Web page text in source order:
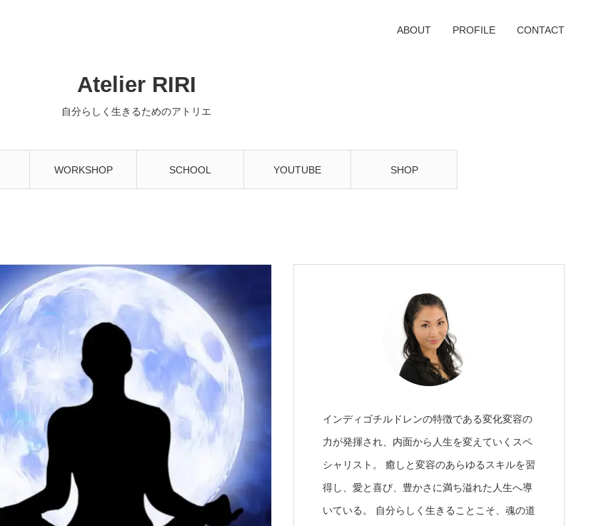
Atelier RIRI
自分らしく生きるためのアトリエ
WORKSHOP SCHOOL YOUTUBE SHOP
ABOUT PROFILE CONTACT
インディゴチルドレンの特徴である変化変容の
力が発揮され、内面から人生を変えていくスペ
シャリスト。 癒しと変容のあらゆるスキルを習
得し、愛と喜び、豊かさに満ち溢れた人生へ導
いている。 自分らしく生きることこそ、魂の道